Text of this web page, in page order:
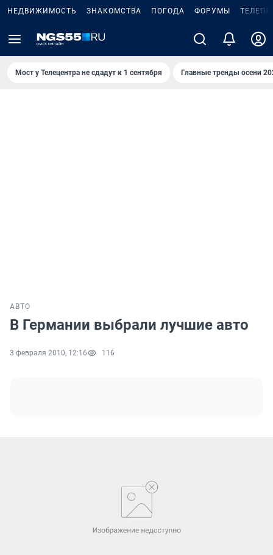
НЕДВИЖИМОСТЬ ЗНАКОМСТВА ПОГОДА ФОРУМЫ
Мост у Телецентра не сдадут к 1 сентября Главные тренды осени
АВТО
В Германии выбрали лучшие авто
3 февраля 2010, 12:16 116